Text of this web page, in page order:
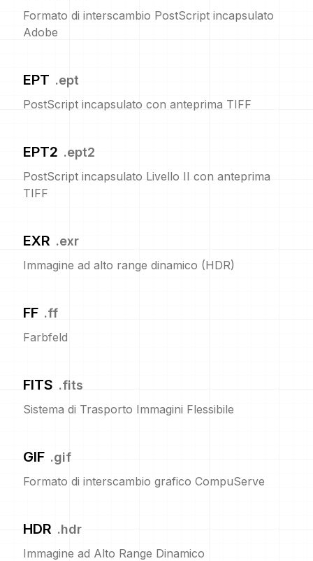
Formato di interscambio PostScript incapsulato
Adobe
EPT .ept
PostScript incapsulato con anteprima TIFF
EPT2 .ept2
PostScript incapsulato Livello II con anteprima
TIFF
EXR .exr
Immagine ad alto range dinamico (HDR)
FF .ff
Farbfeld
FITS .fits
Sistema di Trasporto Immagini Flessibile
GIF .gif
Formato di interscambio grafico CompuServe
HDR .hdr
Immagine ad Alto Range Dinamico